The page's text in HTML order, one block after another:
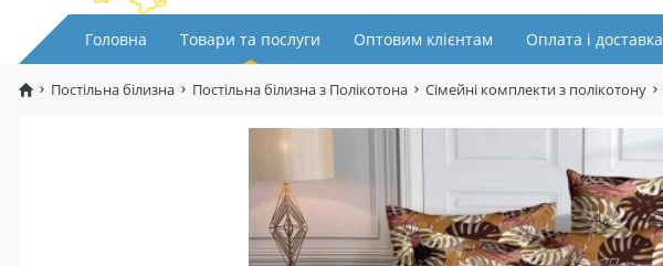
Головна Товари та послуги Оптовим клієнтам Оплата і доставка
Постільна білизна Постільна білизна з Полікотона Сімейні комплекти з полікотону